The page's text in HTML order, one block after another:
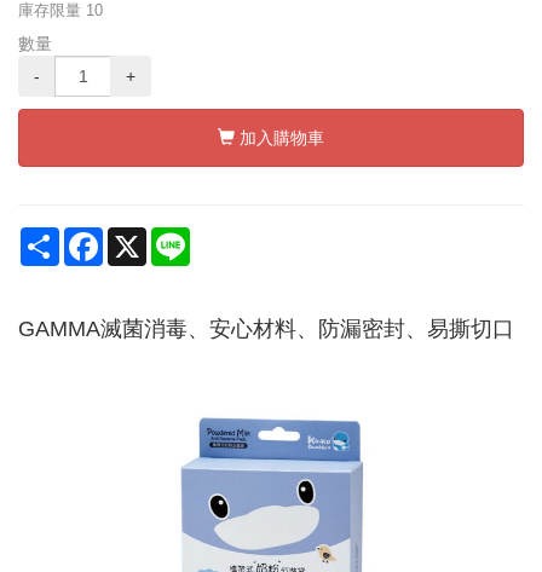
庫存限量 10
數量
-
+
加入購物車
Share Facebook
X
GAMMA滅菌消毒、安心材料、防漏密封、易撕切口